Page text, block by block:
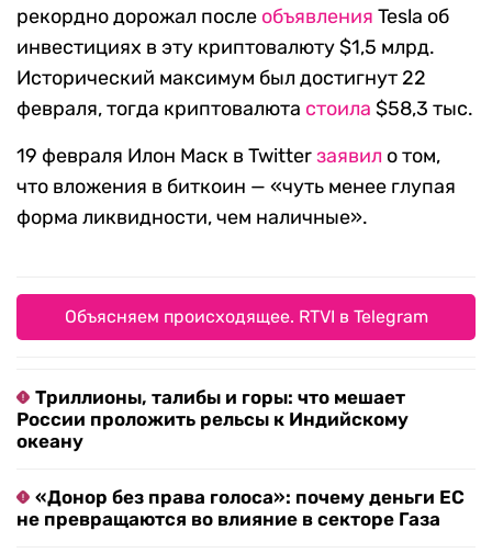
рекордно дорожал после объявления Tesla об
инвестициях в эту криптовалюту $1,5 млрд.
Исторический максимум был достигнут 22
февраля, тогда криптовалюта стоила $58,3 тыс.
19 февраля Илон Маск в Twitterзаявил о том,
что вложения в биткоин — «чуть менее глупая
форма ликвидности, чем наличные».
Объясняем происходящее. RTVI в Telegram
Триллионы, талибы и горы: что мешает
России проложить рельсы к Индийскому
океану
«Донор без права голоса»: почему деньги ЕС
не превращаются во влияние в секторе Газа